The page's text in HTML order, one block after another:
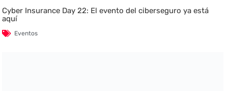
Cyber Insurance Day 22: El evento del ciberseguro ya está
aquí
Eventos